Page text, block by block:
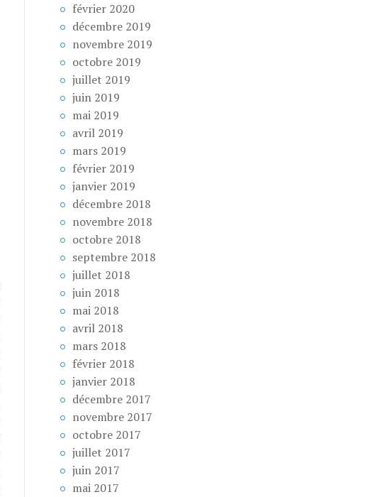
février 2020
décembre 2019
novembre 2019
octobre 2019
juillet 2019
juin 2019
mai 2019
avril 2019
mars 2019
février 2019
janvier 2019
décembre 2018
novembre 2018
octobre 2018
septembre 2018
juillet 2018
juin 2018
mai 2018
avril 2018
mars 2018
février 2018
janvier 2018
décembre 2017
novembre 2017
octobre 2017
juillet 2017
juin 2017
mai 2017